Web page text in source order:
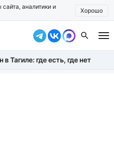
аналитики и
Хорошо
в Тагиле: где есть, где нет